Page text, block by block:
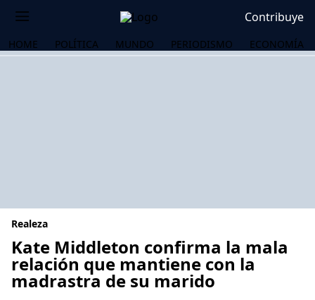
Contribuye
HOME POLÍTICA MUNDO PERIODISMO ECONOMÍA
Realeza
Kate Middleton confirma la mala
relación que mantiene con la
madrastra de su marido